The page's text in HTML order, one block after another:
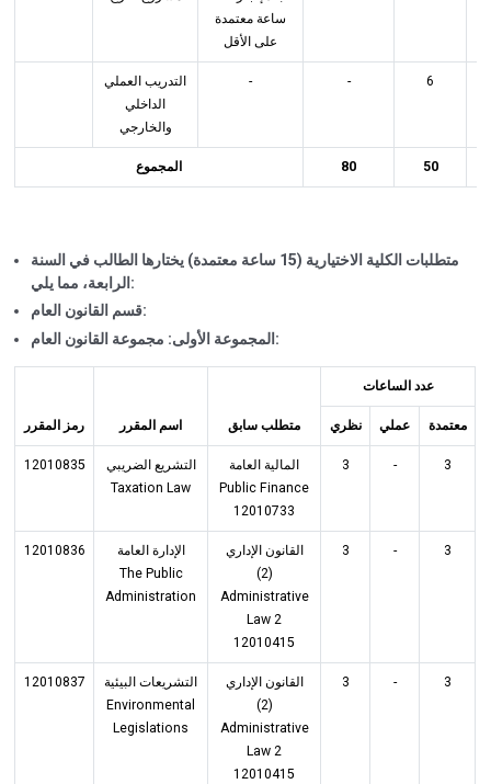
ساعة معتمدة
على الأقل
التدريب العملي
الداخلي
والخارجي
- - 6
المجموع 80 50
متطلبات الكلية الاختيارية (15 ساعة معتمدة) يختارها الطالب في السنة
الرابعة، مما يلي:
قسم القانون العام:
المجموعة الأولى: مجموعة القانون العام:
رمز المقرر اسم المقرر متطلب سابق
عدد الساعات
نظري عملي معتمدة
12010835
التشريع الضريبي
Taxation Law
المالية العامة
Public Finance
12010733
3 - 3
12010836
الإدارة العامة
The Public
Administration
القانون الإداري
(2)
Administrative
Law 2
12010415
3 - 3
12010837
التشريعات البيئية
Environmental
Legislations
القانون الإداري
(2)
Administrative
Law 2
12010415
3 - 3